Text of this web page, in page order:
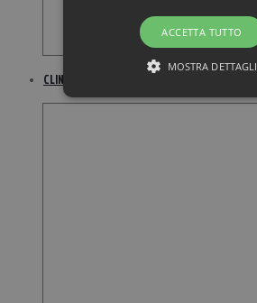
CLINIQUE Facial Soap with Dish Mild Skin 100GR
ACCETTA TUTTO
MOSTRA DETTAGLI